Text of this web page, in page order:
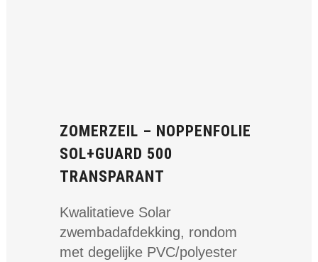
ZOMERZEIL – NOPPENFOLIE
SOL+GUARD 500
TRANSPARANT
Kwalitatieve Solar
zwembadafdekking, rondom
met degelijke PVC/polyester